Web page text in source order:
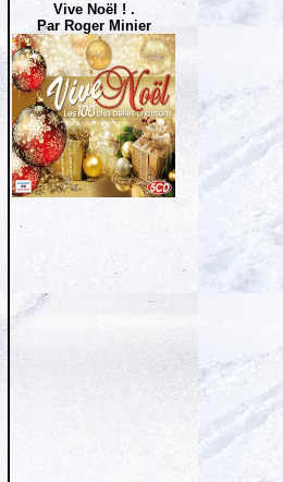
Vive Noël ! .
Par Roger Minier